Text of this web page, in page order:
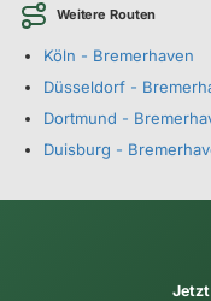
Weitere Routen
Köln - Bremerhaven
Düsseldorf -
Dortmund -
Duisburg -
Jetzt